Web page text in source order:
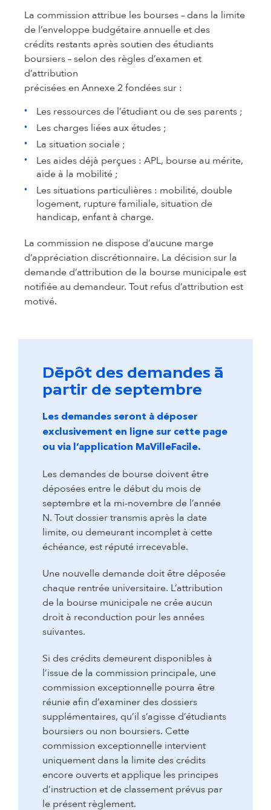
La commission attribue les bourses – dans la limite
de l’enveloppe budgétaire annuelle et des
crédits restants après soutien des étudiants
boursiers – selon des règles d’examen et
d’attribution
précisées en Annexe 2 fondées sur :
Les ressources de l’étudiant ou de ses parents ;
Les charges liées aux études ;
La situation sociale ;
Les aides déjà perçues : APL, bourse au mérite,
aide à la mobilité ;
Les situations particulières : mobilité, double
logement, rupture familiale, situation de
handicap, enfant à charge.
La commission ne dispose d’aucune marge
d’appréciation discrétionnaire. La décision sur la
demande d’attribution de la bourse municipale est
notifiée au demandeur. Tout refus d’attribution est
motivé.
Dépôt des demandes à
partir de septembre
Les demandes seront à déposer
exclusivement en ligne sur cette page
ou via l’application MaVilleFacile.
Les demandes de bourse doivent être
déposées entre le début du mois de
septembre et la mi-novembre de l’année
N. Tout dossier transmis après la date
limite, ou demeurant incomplet à cette
échéance, est réputé irrecevable.
Une nouvelle demande doit être déposée
chaque rentrée universitaire. L’attribution
de la bourse municipale ne crée aucun
droit à reconduction pour les années
suivantes.
Si des crédits demeurent disponibles à
l’issue de la commission principale, une
commission exceptionnelle pourra être
réunie afin d’examiner des dossiers
supplémentaires, qu’il s’agisse d’étudiants
boursiers ou non boursiers. Cette
commission exceptionnelle intervient
uniquement dans la limite des crédits
encore ouverts et applique les principes
d’instruction et de classement prévus par
le présent règlement.